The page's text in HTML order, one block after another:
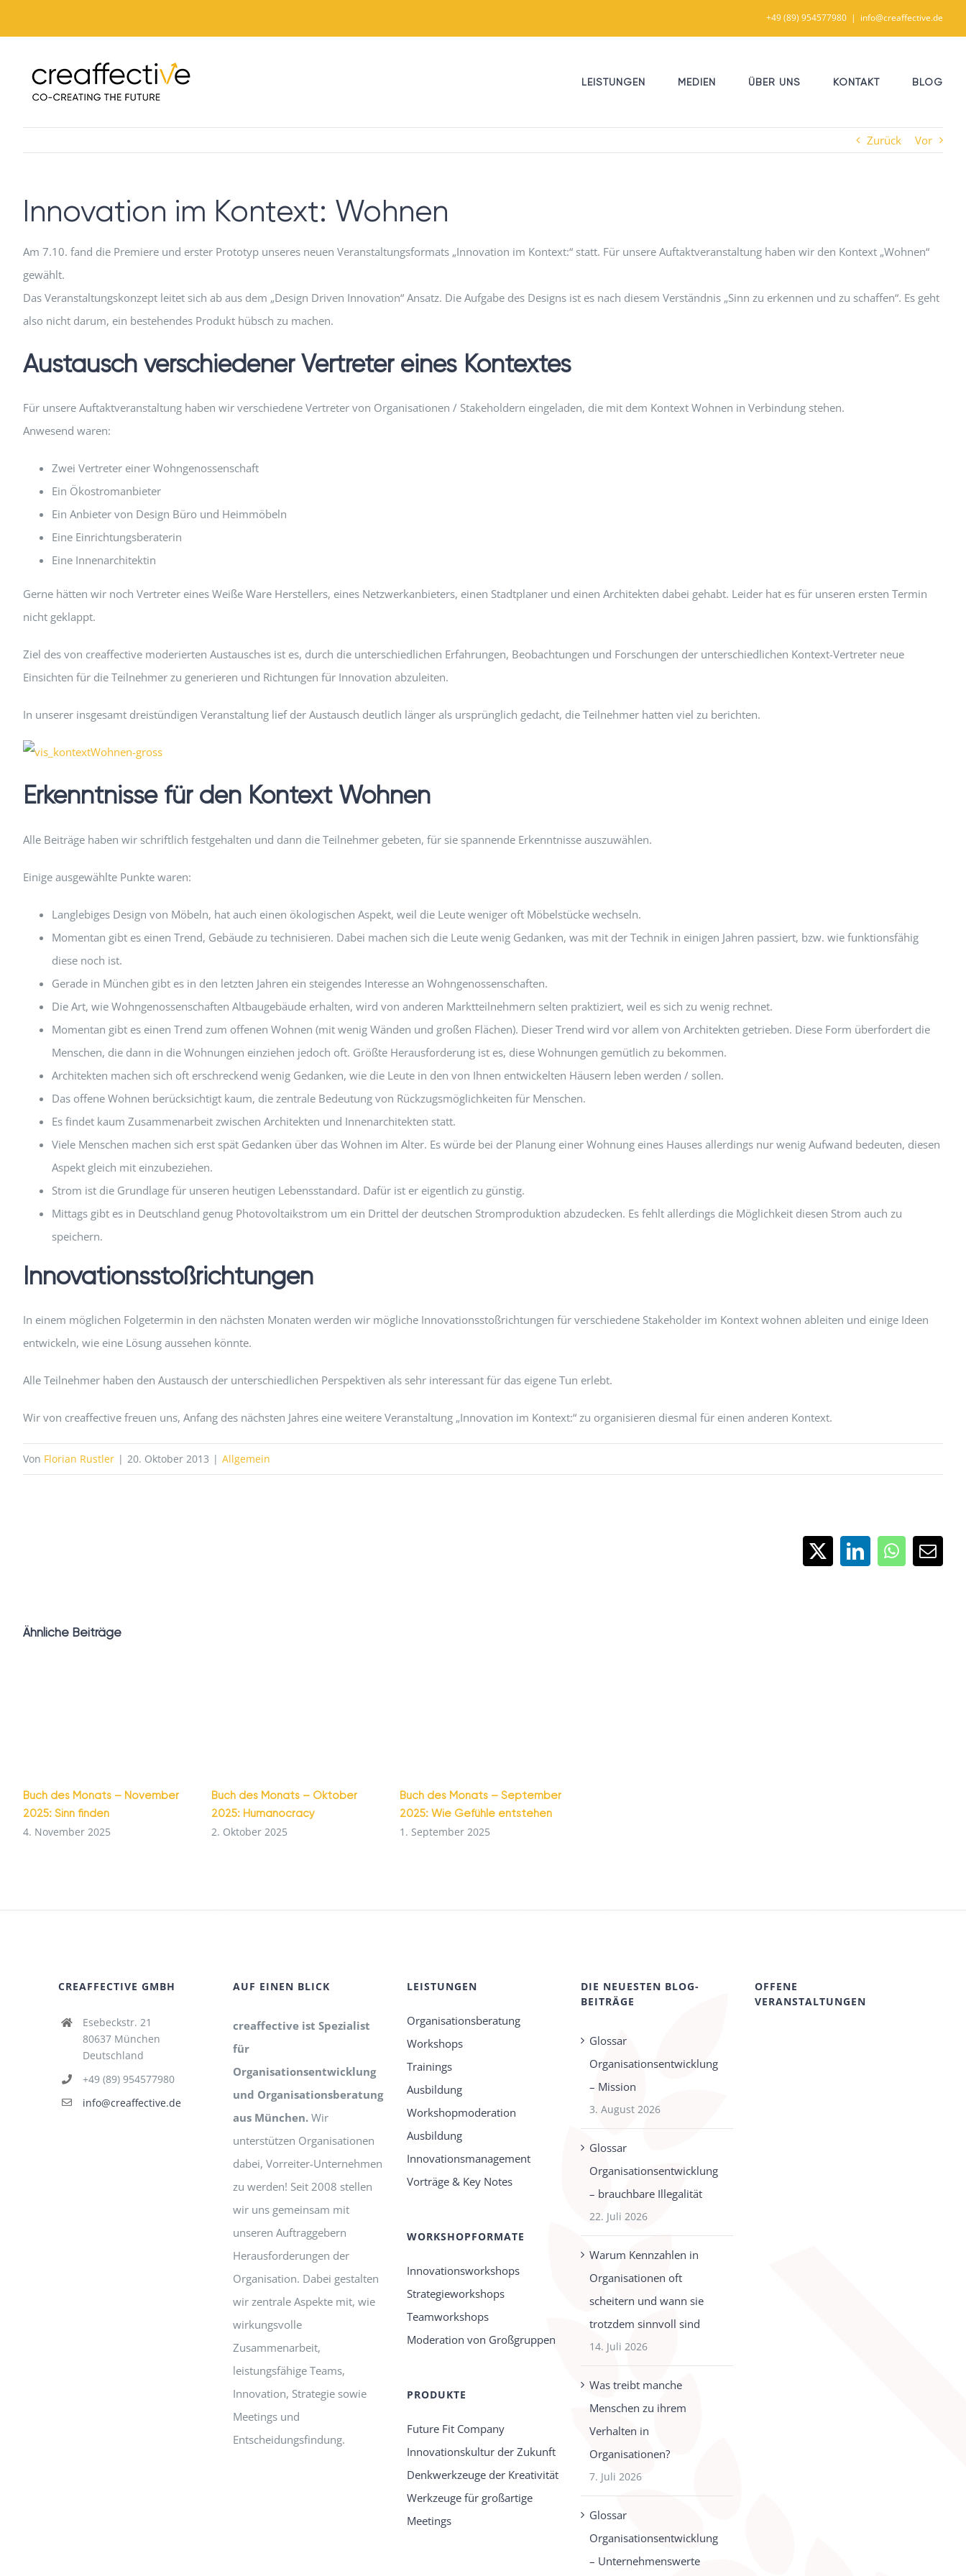
Inhalt
+49 (89) 954577980 | info@creaffective.de
LEISTUNGEN MEDIEN ÜBER UNS KONTAKT BLOG
Zurück Vor
Innovation im Kontext: Wohnen
Am 7.10. fand die Premiere und erster Prototyp unseres neuen Veranstaltungsformats „Innovation im Kontext:“ statt. Für unsere Auftaktveranstaltung haben wir den Kontext „Wohnen“
gewählt.
Das Veranstaltungskonzept leitet sich ab aus dem „Design Driven Innovation“ Ansatz. Die Aufgabe des Designs ist es nach diesem Verständnis „Sinn zu erkennen und zu schaffen“. Es geht
also nicht darum, ein bestehendes Produkt hübsch zu machen.
Austausch verschiedener Vertreter eines Kontextes
Für unsere Auftaktveranstaltung haben wir verschiedene Vertreter von Organisationen / Stakeholdern eingeladen, die mit dem Kontext Wohnen in Verbindung stehen.
Anwesend waren:
Zwei Vertreter einer Wohngenossenschaft
Ein Ökostromanbieter
Ein Anbieter von Design Büro und Heimmöbeln
Eine Einrichtungsberaterin
Eine Innenarchitektin
Gerne hätten wir noch Vertreter eines Weiße Ware Herstellers, eines Netzwerkanbieters, einen Stadtplaner und einen Architekten dabei gehabt. Leider hat es für unseren ersten Termin
nicht geklappt.
Ziel des von creaffective moderierten Austausches ist es, durch die unterschiedlichen Erfahrungen, Beobachtungen und Forschungen der unterschiedlichen Kontext-Vertreter neue
Einsichten für die Teilnehmer zu generieren und Richtungen für Innovation abzuleiten.
In unserer insgesamt dreistündigen Veranstaltung lief der Austausch deutlich länger als ursprünglich gedacht, die Teilnehmer hatten viel zu berichten.
Erkenntnisse für den Kontext Wohnen
Alle Beiträge haben wir schriftlich festgehalten und dann die Teilnehmer gebeten, für sie spannende Erkenntnisse auszuwählen.
Einige ausgewählte Punkte waren:
Langlebiges Design von Möbeln, hat auch einen ökologischen Aspekt, weil die Leute weniger oft Möbelstücke wechseln.
Momentan gibt es einen Trend, Gebäude zu technisieren. Dabei machen sich die Leute wenig Gedanken, was mit der Technik in einigen Jahren passiert, bzw. wie funktionsfähig
diese noch ist.
Gerade in München gibt es in den letzten Jahren ein steigendes Interesse an Wohngenossenschaften.
Die Art, wie Wohngenossenschaften Altbaugebäude erhalten, wird von anderen Marktteilnehmern selten praktiziert, weil es sich zu wenig rechnet.
Momentan gibt es einen Trend zum offenen Wohnen (mit wenig Wänden und großen Flächen). Dieser Trend wird vor allem von Architekten getrieben. Diese Form überfordert die
Menschen, die dann in die Wohnungen einziehen jedoch oft. Größte Herausforderung ist es, diese Wohnungen gemütlich zu bekommen.
Architekten machen sich oft erschreckend wenig Gedanken, wie die Leute in den von Ihnen entwickelten Häusern leben werden / sollen.
Das offene Wohnen berücksichtigt kaum, die zentrale Bedeutung von Rückzugsmöglichkeiten für Menschen.
Es findet kaum Zusammenarbeit zwischen Architekten und Innenarchitekten statt.
Viele Menschen machen sich erst spät Gedanken über das Wohnen im Alter. Es würde bei der Planung einer Wohnung eines Hauses allerdings nur wenig Aufwand bedeuten, diesen
Aspekt gleich mit einzubeziehen.
Strom ist die Grundlage für unseren heutigen Lebensstandard. Dafür ist er eigentlich zu günstig.
Mittags gibt es in Deutschland genug Photovoltaikstrom um ein Drittel der deutschen Stromproduktion abzudecken. Es fehlt allerdings die Möglichkeit diesen Strom auch zu
speichern.
Innovationsstoßrichtungen
In einem möglichen Folgetermin in den nächsten Monaten werden wir mögliche Innovationsstoßrichtungen für verschiedene Stakeholder im Kontext wohnen ableiten und einige Ideen
entwickeln, wie eine Lösung aussehen könnte.
Alle Teilnehmer haben den Austausch der unterschiedlichen Perspektiven als sehr interessant für das eigene Tun erlebt.
Wir von creaffective freuen uns, Anfang des nächsten Jahres eine weitere Veranstaltung „Innovation im Kontext:“ zu organisieren diesmal für einen anderen Kontext.
Von Florian Rustler | 20. Oktober 2013 | Allgemein
X LinkedInWhatsApp
E-
Ähnliche Beiträge
Buch des Monats – November
2025: Sinn finden
4. November 2025
Buch des Monats – Oktober
2025: Humanocracy
2. Oktober 2025
Buch des Monats – September
2025: Wie Gefühle entstehen
1. September 2025
CREAFFECTIVE GMBH
Esebeckstr. 21
80637 München
Deutschland
+49 (89) 954577980
info@creaffective.de
AUF EINEN BLICK
creaffective ist Spezialist
für
Organisationsentwicklung
und Organisationsberatung
aus München.Wir
unterstützen Organisationen
dabei, Vorreiter-Unternehmen
zu werden! Seit 2008 stellen
wir uns gemeinsam mit
unseren Auftraggebern
Herausforderungen der
Organisation. Dabei gestalten
wir zentrale Aspekte mit, wie
wirkungsvolle
Zusammenarbeit,
leistungsfähige Teams,
Innovation, Strategie sowie
Meetings und
Entscheidungsfindung.
LEISTUNGEN
Organisationsberatung
Workshops
Trainings
Ausbildung
Workshopmoderation
Ausbildung
Innovationsmanagement
Vorträge & Key Notes
WORKSHOPFORMATE
Innovationsworkshops
Strategieworkshops
Teamworkshops
Moderation von Großgruppen
PRODUKTE
Future Fit Company
Innovationskultur der Zukunft
Denkwerkzeuge der Kreativität
Werkzeuge für großartige
Meetings
DIE NEUESTEN BLOG-
BEITRÄGE
Glossar
Organisationsentwicklung
– Mission
3. August 2026
Glossar
Organisationsentwicklung
– brauchbare Illegalität
22. Juli 2026
Warum Kennzahlen in
Organisationen oft
scheitern und wann sie
trotzdem sinnvoll sind
14. Juli 2026
Was treibt manche
Menschen zu ihrem
Verhalten in
Organisationen?
7. Juli 2026
Glossar
Organisationsentwicklung
– Unternehmenswerte
OFFENE
VERANSTALTUNGEN